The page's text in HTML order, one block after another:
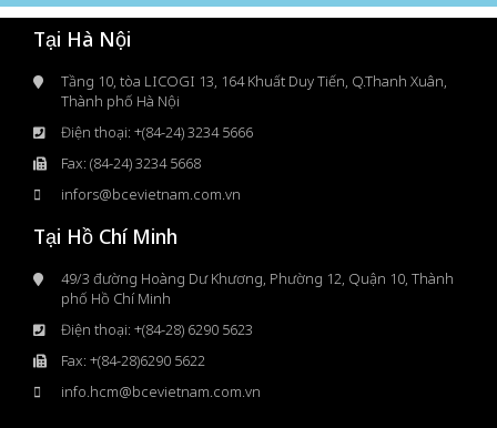
Tại Hà Nội
Tầng 10, tòa LICOGI 13, 164 Khuất Duy Tiến, Q.Thanh Xuân,
Thành phố Hà Nội
Điện thoại: +(84-24) 3234 5666
Fax: (84-24) 3234 5668
infors@bcevietnam.com.vn
Tại Hồ Chí Minh
49/3 đường Hoàng Dư Khương, Phường 12, Quận 10, Thành
phố Hồ Chí Minh
Điện thoại: +(84-28) 6290 5623
Fax: +(84-28)6290 5622
info.hcm@bcevietnam.com.vn